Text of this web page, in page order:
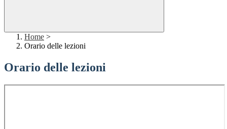
Home >
Orario delle lezioni
Orario delle lezioni